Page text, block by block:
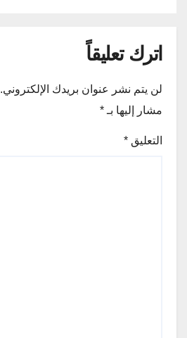
اترك تعليقاً
لن يتم نشر عنوان بريدك الإلكتروني.
مشار إليها بـ *
التعليق *